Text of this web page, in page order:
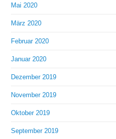
Mai 2020
März 2020
Februar 2020
Januar 2020
Dezember 2019
November 2019
Oktober 2019
September 2019